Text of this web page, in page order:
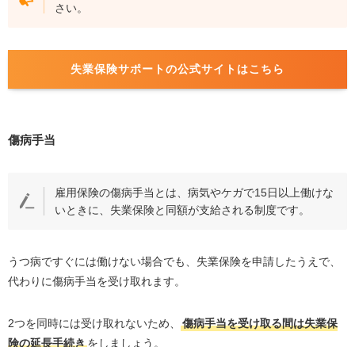
さい。
失業保険サポートの公式サイトはこちら
傷病手当
雇用保険の傷病手当とは、病気やケガで15日以上働けな
いときに、失業保険と同額が支給される制度です。
うつ病ですぐには働けない場合でも、失業保険を申請したうえで、
代わりに傷病手当を受け取れます。
2つを同時には受け取れないため、
傷病手当を受け取る間は失業保
険の延長手続きをしましょう。